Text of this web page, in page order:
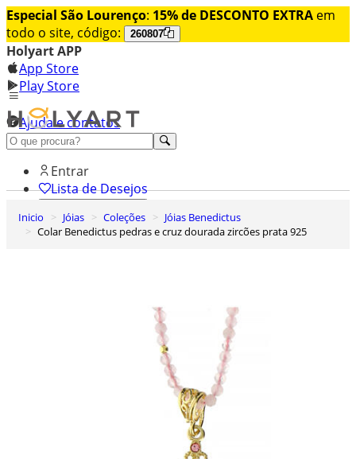
Especial São Lourenço: 15% de DESCONTO EXTRA em
todo o site, código:
260807
Holyart APP
App Store
Play Store
Ajuda e contatos
Conheça premium
Entrar
Lista de Desejos
0
Carrinho de Compras
Inicio Jóias Coleções
Jóias Benedictus
Colar Benedictus pedras e cruz dourada zircões prata 925